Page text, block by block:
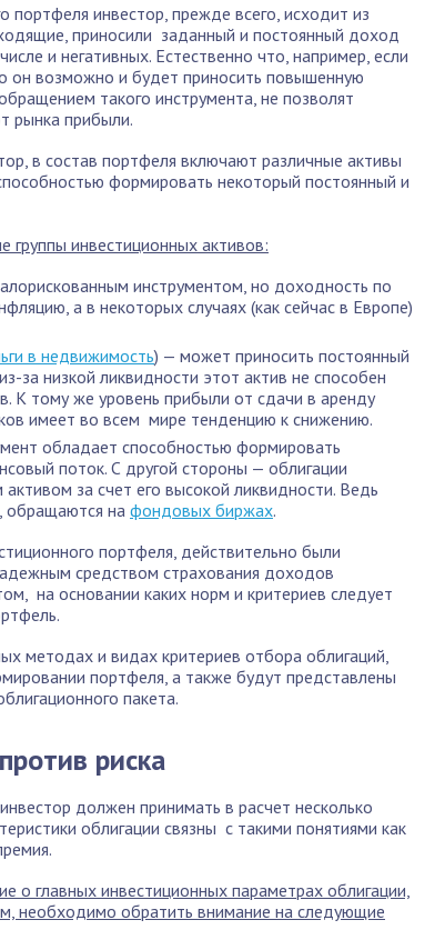
портфеля инвестор, прежде всего, исходит из
приносили заданный и постоянный доход
и негативных. Естественно что, например, если
он возможно и будет приносить повышенную
такого инструмента, не позволят
рынка прибыли.
в состав портфеля включают различные активы
формировать некоторый постоянный и
инвестиционных активов:
инструментом, но доходность по
а в некоторых случаях (как сейчас в Европе)
в недвижимость) — может приносить постоянный
за низкой ликвидности этот актив не способен
К тому же уровень прибыли от сдачи в аренду
имеет во всем мире тенденцию к снижению.
обладает способностью формировать
поток. С другой стороны — облигации
за счет его высокой ликвидности. Ведь
обращаются на фондовых биржах.
портфеля, действительно были
средством страхования доходов
на основании каких норм и критериев следует
методах и видах критериев отбора облигаций,
портфеля, а также будут представлены
пакета.
риска
должен принимать в расчет несколько
облигации связны с такими понятиями как
о главных инвестиционных параметрах облигации,
необходимо обратить внимание на следующие